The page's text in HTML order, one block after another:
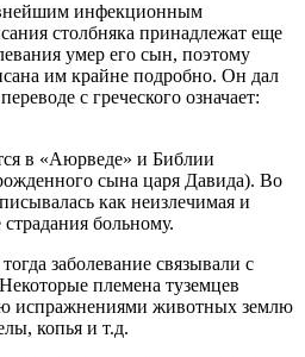
инфекционным
столбняка принадлежат еще
умер его сын, поэтому
им крайне подробно. Он дал
с греческого означает:
в «Аюрведе» и Библии
сына царя Давида). Во
как неизлечимая и
больному.
заболевание связывали с
племена туземцев
испражнениями животных землю
копья и т.д.